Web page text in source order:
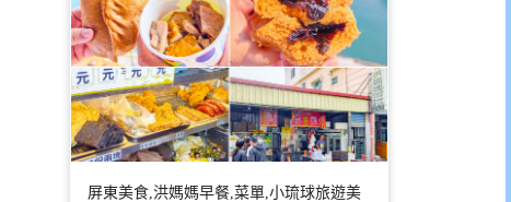
屏東美食,洪媽媽早餐,菜單,小琉球旅遊美